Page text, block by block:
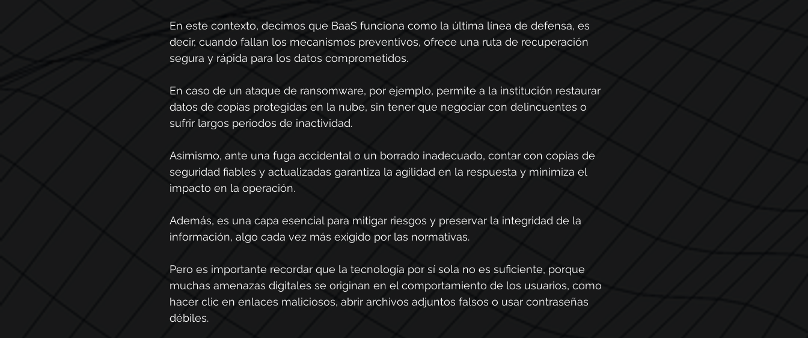
En este contexto, decimos que BaaS funciona como la última línea de defensa, es
decir, cuando fallan los mecanismos preventivos, ofrece una ruta de recuperación
segura y rápida para los datos comprometidos.
En caso de un ataque de ransomware, por ejemplo, permite a la institución restaurar
datos de copias protegidas en la nube, sin tener que negociar con delincuentes o
sufrir largos periodos de inactividad.
Asimismo, ante una fuga accidental o un borrado inadecuado, contar con copias de
seguridad fiables y actualizadas garantiza la agilidad en la respuesta y minimiza el
impacto en la operación.
Además, es una capa esencial para mitigar riesgos y preservar la integridad de la
información, algo cada vez más exigido por las normativas.
Pero es importante recordar que la tecnología por sí sola no es suficiente, porque
muchas amenazas digitales se originan en el comportamiento de los usuarios, como
hacer clic en enlaces maliciosos, abrir archivos adjuntos falsos o usar contraseñas
débiles.